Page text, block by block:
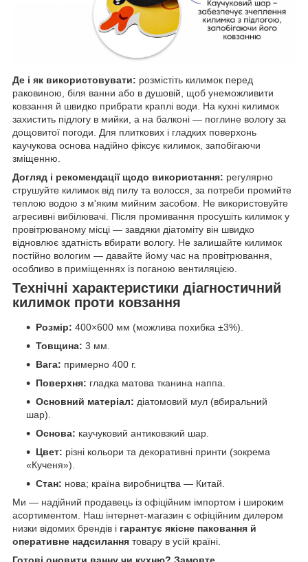
Де і як використовувати: розмістіть килимок перед
раковиною, біля ванни або в душовій, щоб унеможливити
ковзання й швидко прибрати краплі води. На кухні килимок
захистить підлогу в мийки, а на балконі — поглине вологу за
дощовитої погоди. Для плиткових і гладких поверхонь
каучукова основа надійно фіксує килимок, запобігаючи
зміщенню.
Догляд і рекомендації щодо використання: регулярно
струшуйте килимок від пилу та волосся, за потреби промийте
теплою водою з м'яким мийним засобом. Не використовуйте
агресивні вибілювачі. Після промивання просушіть килимок у
провітрюваному місці — завдяки діатоміту він швидко
відновлює здатність вбирати вологу. Не залишайте килимок
постійно вологим — давайте йому час на провітрювання,
особливо в приміщеннях із поганою вентиляцією.
Технічні характеристики діагностичний
килимок проти ковзання
Розмір: 400×600 мм (можлива похибка ±3%).
Товщина: 3 мм.
Вага: примерно 400 г.
Поверхня: гладка матова тканина наппа.
Основний матеріал: діатомовий мул (вбиральний
шар).
Основа: каучуковий антиковзкий шар.
Цвет: різні кольори та декоративні принти (зокрема
«Кученя»).
Стан: нова; країна виробництва — Китай.
Ми — надійний продавець із офіційним імпортом і широким
асортиментом. Наш інтернет-магазин є офіційним дилером
низки відомих брендів і гарантує якісне паковання й
оперативне надсилання товару в усій країні.
Готові оновити ванну чи кухню? Замовте